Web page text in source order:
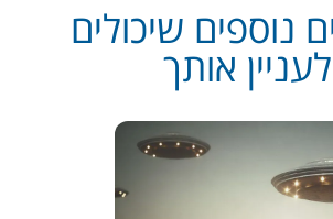
נוספים שיכולים
לעניין אותך